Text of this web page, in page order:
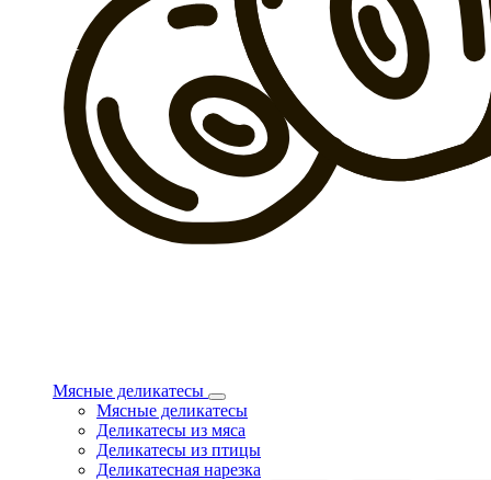
Мясные деликатесы
Мясные деликатесы
Деликатесы из мяса
Деликатесы из птицы
Деликатесная нарезка